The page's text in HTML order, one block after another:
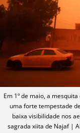
Em 1º de maio, a
uma forte tempestade
baixa visibilidade nos
sagrada xiita de Najaf |